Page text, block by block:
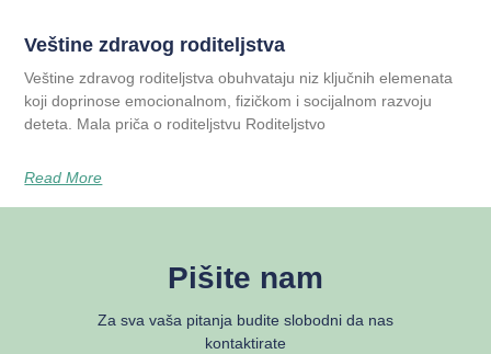
Veštine zdravog roditeljstva
Veštine zdravog roditeljstva obuhvataju niz ključnih elemenata
koji doprinose emocionalnom, fizičkom i socijalnom razvoju
deteta. Mala priča o roditeljstvu Roditeljstvo
Read More
Pišite nam
Za sva vaša pitanja budite slobodni da nas
kontaktirate